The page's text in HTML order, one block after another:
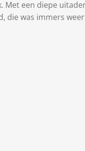
Met een diepe
die was immers